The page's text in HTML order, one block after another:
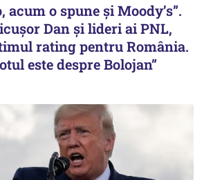
acum o spune și Moody’s”.
Dan și lideri ai PNL,
rating pentru România.
este despre Bolojan”